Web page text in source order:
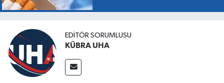
EDİTÖR SORUMLUSU
KÜBRA UHA